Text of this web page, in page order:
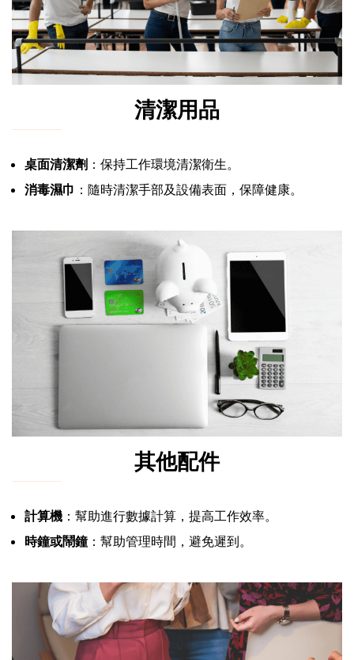
清潔用品
桌面清潔劑 ：保持工作環境清潔衛生。
消毒濕巾 ：隨時清潔手部及設備表面，保障健康。
其他配件
計算機 ：幫助進行數據計算，提高工作效率。
時鐘或鬧鐘：幫助管理時間，避免遲到。